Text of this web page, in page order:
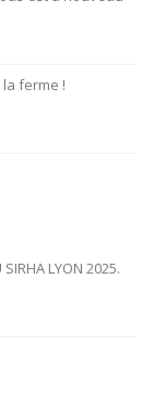
ferme !
SIRHA LYON 2025.